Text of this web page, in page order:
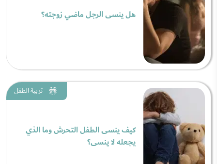
هل ينسى الرجل ماضي زوجته؟
تربية الطفل
كيف ينسى الطفل التحرش وما الذي
يجعله لا ينسى؟